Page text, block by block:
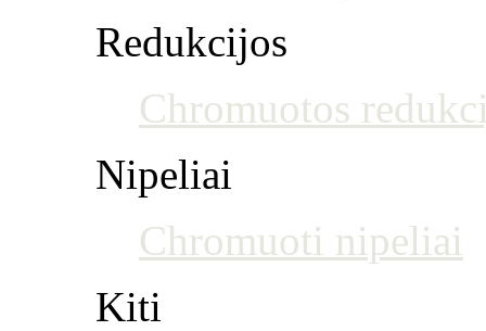
Redukcijos
Chromuotos
Nipeliai
Chromuoti nipeliai
Kiti